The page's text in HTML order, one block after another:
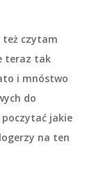
też czytam
teraz tak
i mnóstwo
do
poczytać jakie
na ten